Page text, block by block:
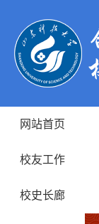
网站首页
校友工作
校史长廊